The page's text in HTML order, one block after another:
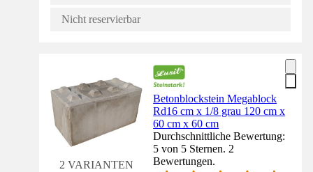
Nicht reservierbar
2 VARIANTEN
Betonblockstein Megablock
Rd16 cm x 1/8 grau 120 cm x
60 cm x 60 cm
Durchschnittliche Bewertung:
5 von 5 Sternen. 2
Bewertungen.